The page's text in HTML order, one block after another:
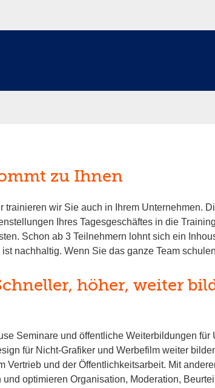
zu Ihnen
trainieren wir Sie auch in Ihrem Unternehmen.
Ihres Tagesgeschäftes in die
Schon ab 3 Teilnehmern lohnt sich ein
nachhaltig. Wenn Sie das ganze Team
höher, weiter
Seminare und öffentliche Weiterbildungen
für Nicht-Grafiker und Werbefilm weiter
Vertrieb und der Öffentlichkeitsarbeit. Mit
optimieren Organisation, Moderation,